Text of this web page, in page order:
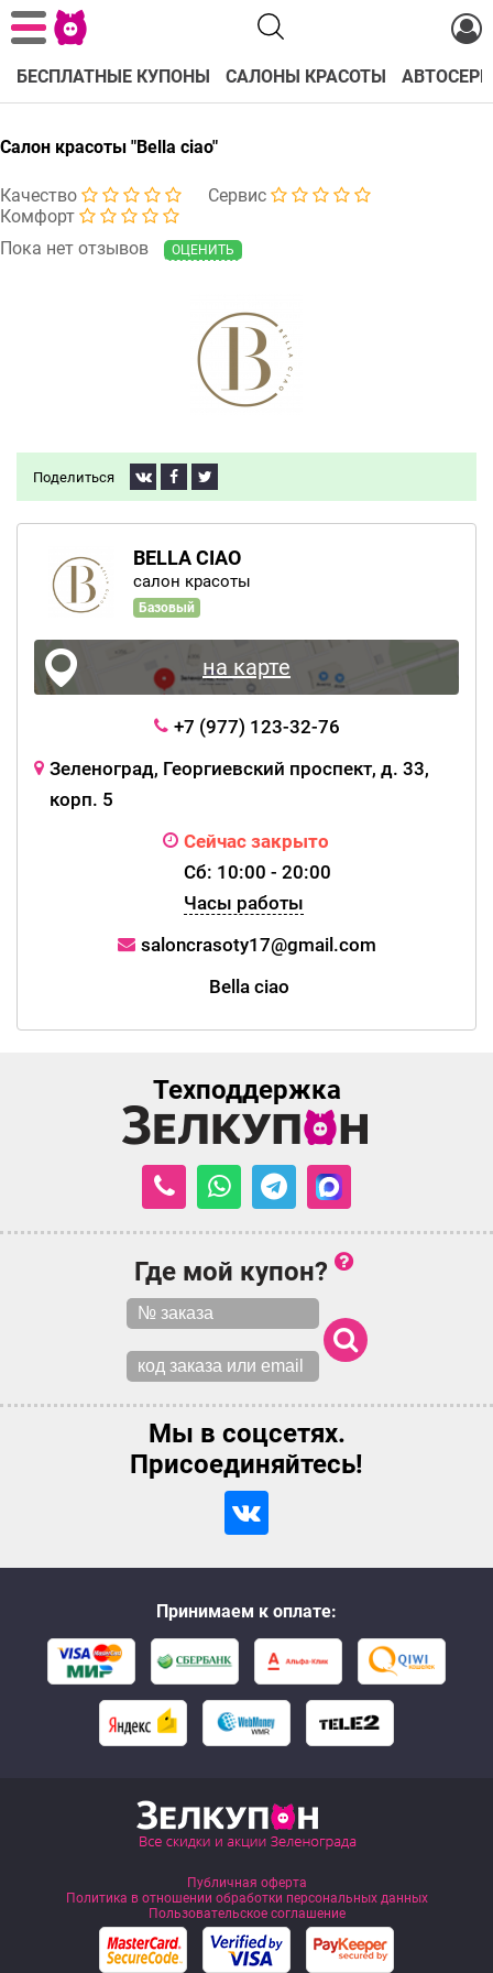
БЕСПЛАТНЫЕ КУПОНЫ САЛОНЫ КРАСОТЫ
Салон красоты "Bella ciao"
Качество
Сервис
Комфорт
Пока нет отзывов
ОЦЕНИТЬ
Поделиться
BELLA CIAO
салон красоты
Базовый
на карте
+7 (977) 123-32-76
Зеленоград, Георгиевский проспект, д. 33,
корп. 5
Сейчас закрыто
Сб: 10:00 - 20:00
Часы работы
saloncrasoty17@gmail.com
Bella ciao
Техподдержка
Где мой купон?
Мы в соцсетях.
Присоединяйтесь!
Принимаем к оплате:
Публичная оферта
Политика в отношении обработки персональных данных
Пользовательское соглашение